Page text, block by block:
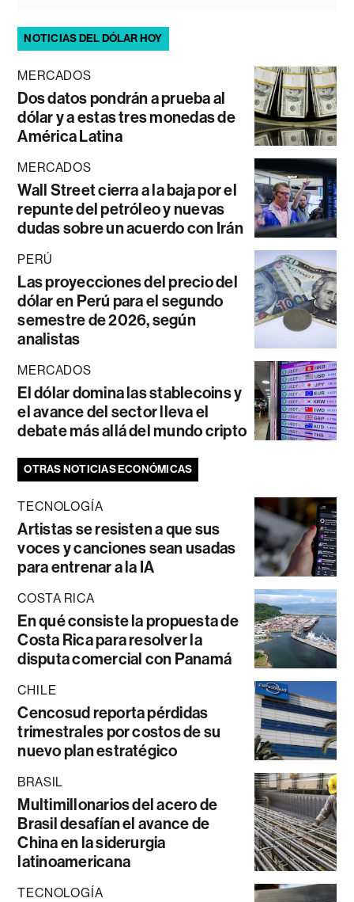
NOTICIAS DEL DÓLAR HOY
MERCADOS
Dos datos pondrán a prueba al
dólar y a estas tres monedas de
América Latina
MERCADOS
Wall Street cierra a la baja por el
repunte del petróleo y nuevas
dudas sobre un acuerdo con Irán
PERÚ
Las proyecciones del precio del
dólar en Perú para el segundo
semestre de 2026, según
analistas
MERCADOS
El dólar domina las stablecoins y
el avance del sector lleva el
debate más allá del mundo cripto
OTRAS NOTICIAS ECONÓMICAS
TECNOLOGÍA
Artistas se resisten a que sus
voces y canciones sean usadas
para entrenar a la IA
COSTA RICA
En qué consiste la propuesta de
Costa Rica para resolver la
disputa comercial con Panamá
CHILE
Cencosud reporta pérdidas
trimestrales por costos de su
nuevo plan estratégico
BRASIL
Multimillonarios del acero de
Brasil desafían el avance de
China en la siderurgia
latinoamericana
TECNOLOGÍA